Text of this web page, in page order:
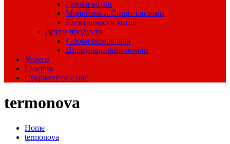
Газови котли
Моноблок и Сплит системи
Електрически котли
Други продукти
Газови резервоари
Циркулационни помпи
Услуги
Галерия
Свържете се с нас
termonova
Home
termonova